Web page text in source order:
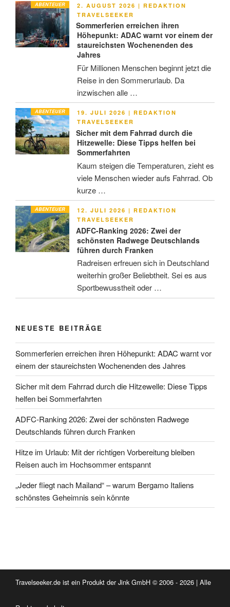
ABENTEUER
VERÖFFENTLICHT
AM
2. AUGUST 2026 | REDAKTION
TRAVELSEEKER
Sommerferien erreichen ihren
Höhepunkt: ADAC warnt vor einem der
staureichsten Wochenenden des
Jahres
Für Millionen Menschen beginnt jetzt die
Reise in den Sommerurlaub. Da
inzwischen alle …
ABENTEUER
VERÖFFENTLICHT
AM
19. JULI 2026 | REDAKTION
TRAVELSEEKER
Sicher mit dem Fahrrad durch die
Hitzewelle: Diese Tipps helfen bei
Sommerfahrten
Kaum steigen die Temperaturen, zieht es
viele Menschen wieder aufs Fahrrad. Ob
kurze …
ABENTEUER
VERÖFFENTLICHT
AM
12. JULI 2026 | REDAKTION
TRAVELSEEKER
ADFC-Ranking 2026: Zwei der
schönsten Radwege Deutschlands
führen durch Franken
Radreisen erfreuen sich in Deutschland
weiterhin großer Beliebtheit. Sei es aus
Sportbewusstheit oder …
NEUESTE BEITRÄGE
Sommerferien erreichen ihren Höhepunkt: ADAC warnt vor
einem der staureichsten Wochenenden des Jahres
Sicher mit dem Fahrrad durch die Hitzewelle: Diese Tipps
helfen bei Sommerfahrten
ADFC-Ranking 2026: Zwei der schönsten Radwege
Deutschlands führen durch Franken
Hitze im Urlaub: Mit der richtigen Vorbereitung bleiben
Reisen auch im Hochsommer entspannt
„Jeder fliegt nach Mailand“ – warum Bergamo Italiens
schönstes Geheimnis sein könnte
Travelseeker.de ist ein Produkt der Jink GmbH © 2006 - 2026 | Alle